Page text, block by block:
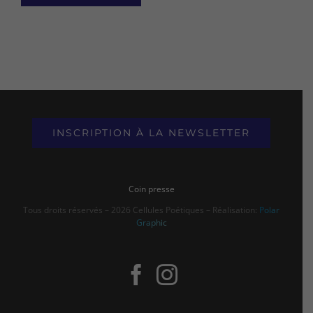
INSCRIPTION À LA NEWSLETTER
Coin presse
Tous droits réservés – 2026 Cellules Poétiques – Réalisation: Polar
Graphic